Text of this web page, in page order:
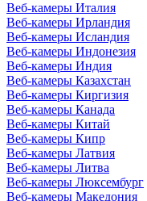
Веб-камеры Италия
Веб-камеры Ирландия
Веб-камеры Исландия
Веб-камеры Индонезия
Веб-камеры Индия
Веб-камеры Казахстан
Веб-камеры Киргизия
Веб-камеры Канада
Веб-камеры Китай
Веб-камеры Кипр
Веб-камеры Латвия
Веб-камеры Литва
Веб-камеры Люксембург
Веб-камеры Македония